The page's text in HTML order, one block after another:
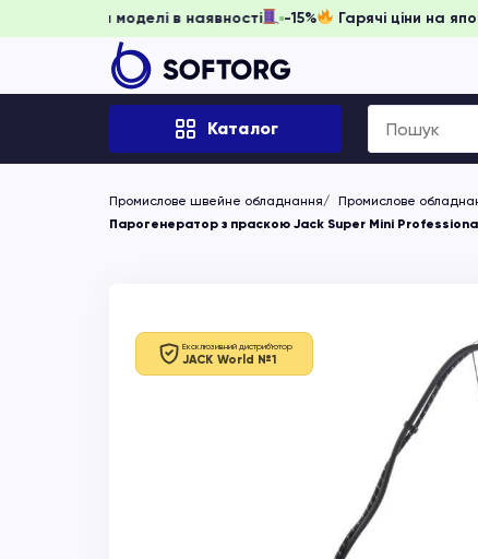
забронювати, доки моделі в наявності -15%
Каталог
Search
for:
Промислове швейне обладнання Промислове
Парогенератор з праскою Jack Super Mini
Ексклюзивний дистриб'ютор
JACK World №1